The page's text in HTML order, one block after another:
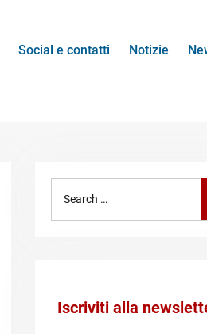
Social e contatti Notizie
Iscriviti alla